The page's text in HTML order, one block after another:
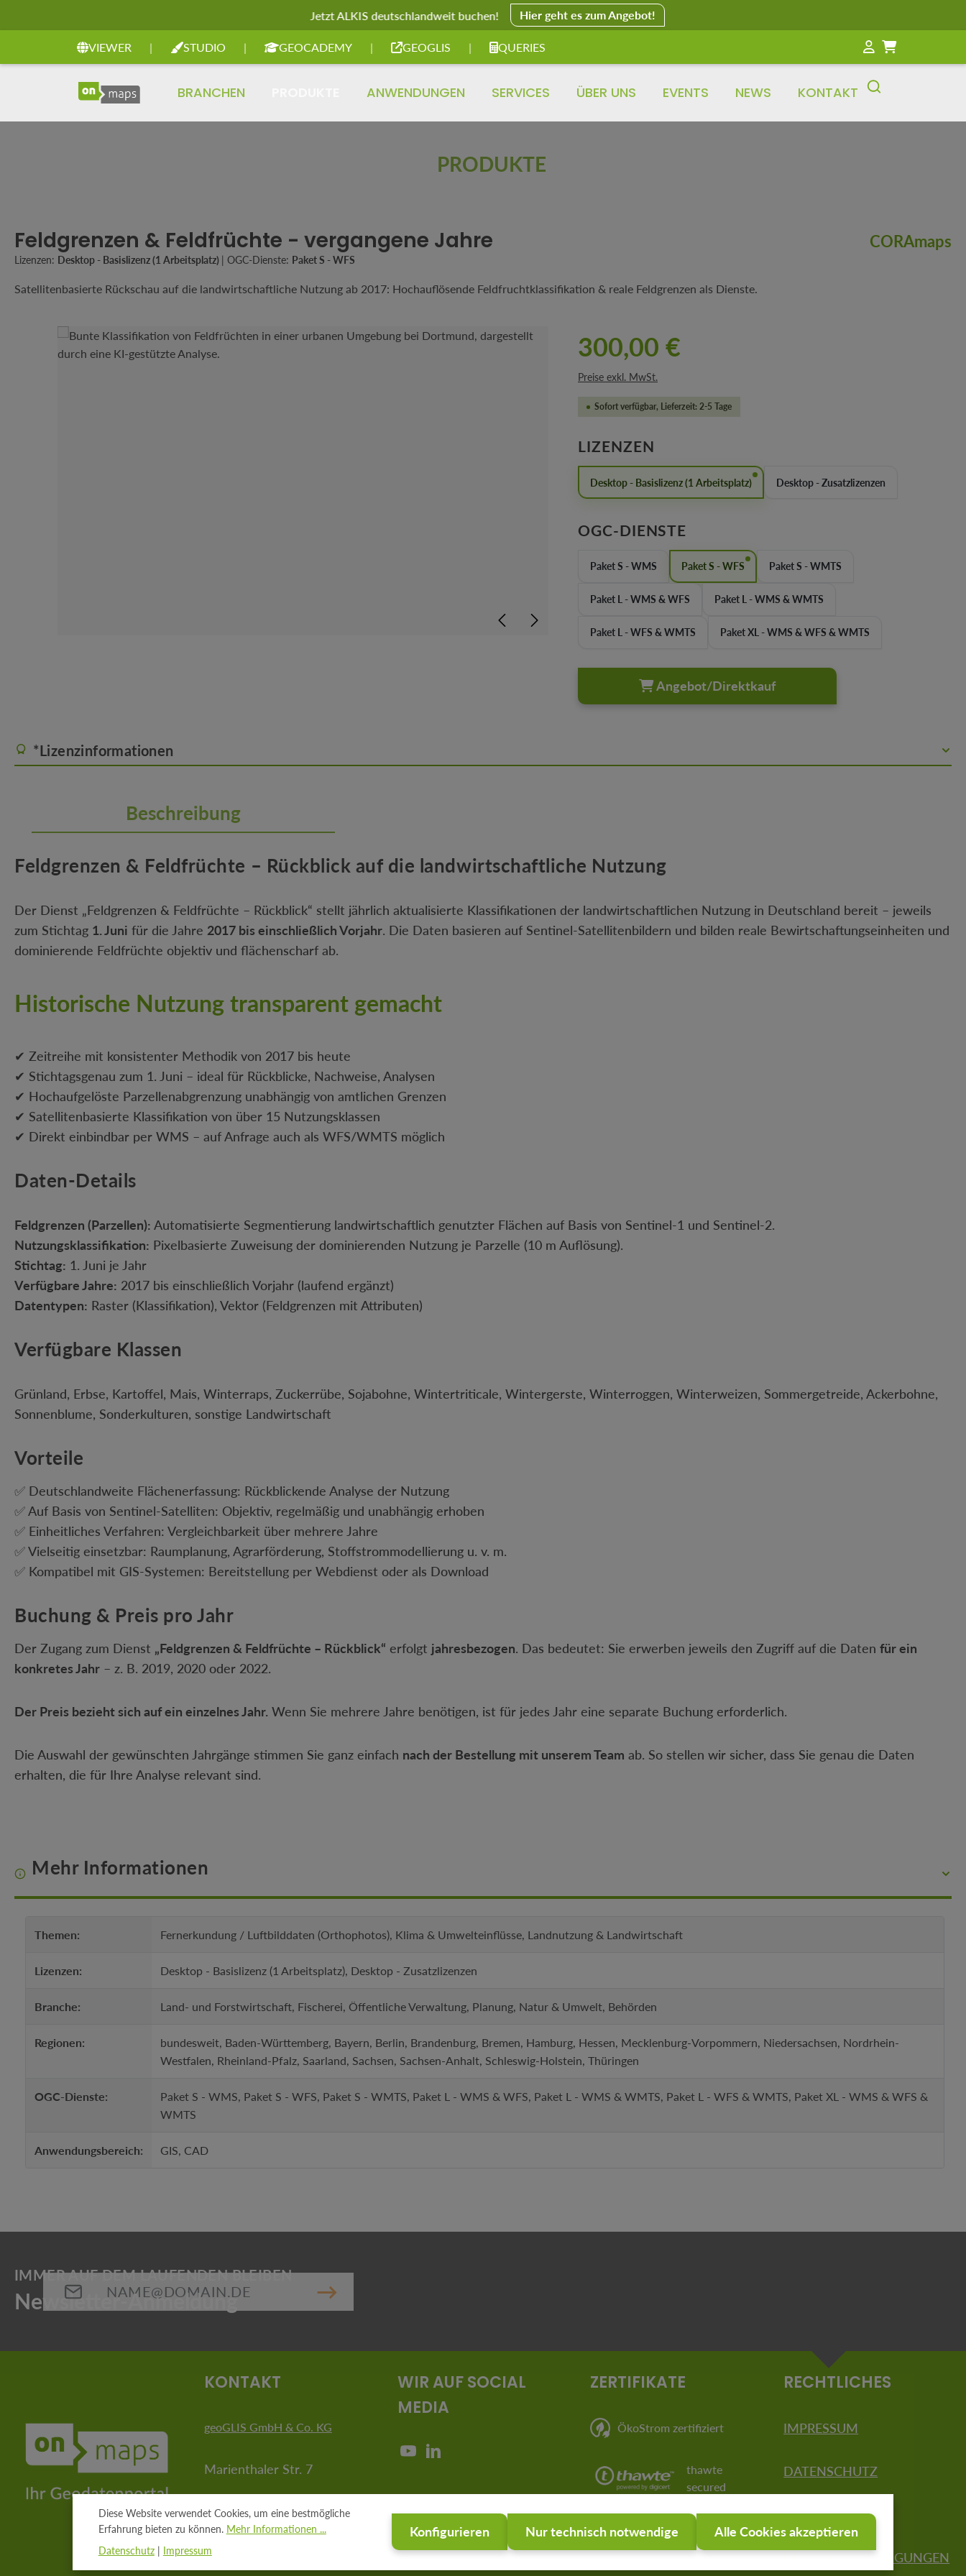
Jetzt ALKIS deutschlandweit buchen! Hier geht es zum Angebot!
VIEWER | STUDIO | GEOCADEMY | GEOGLIS | QUERIES
BRANCHEN ANWENDUNGEN SERVICES ÜBER UNS EVENTS NEWS KONTAKT
PRODUKTE
Feldgrenzen & Feldfrüchte - vergangene Jahre
Lizenzen: Desktop - Basislizenz (1 Arbeitsplatz) | OGC-Dienste: Paket S - WFS
CORAmaps
Satellitenbasierte Rückschau auf die landwirtschaftliche Nutzung ab 2017: Hochauflösende Feldfruchtklassifikation & reale Feldgrenzen als Dienste.
Bildergalerie überspringen 300,00 €
Preise exkl. MwSt.
Sofort verfügbar, Lieferzeit: 2-5 Tage
LIZENZEN
Desktop - Basislizenz (1 Arbeitsplatz) Desktop - Zusatzlizenzen
OGC-DIENSTE
Paket S - WMS Paket S - WFS Paket S - WMTS
Paket L - WMS & WFS Paket L - WMS & WMTS
Paket L - WFS & WMTS Paket XL - WMS & WFS & WMTS
Angebot/Direktkauf
*Lizenzinformationen
Beschreibung
Feldgrenzen & Feldfrüchte – Rückblick auf die landwirtschaftliche Nutzung
Der Dienst „Feldgrenzen & Feldfrüchte – Rückblick“ stellt jährlich aktualisierte Klassifikationen der landwirtschaftlichen Nutzung in Deutschland bereit – jeweils
zum Stichtag 1. Juni für die Jahre 2017 bis einschließlich Vorjahr. Die Daten basieren auf Sentinel-Satellitenbildern und bilden reale Bewirtschaftungseinheiten und
dominierende Feldfrüchte objektiv und flächenscharf ab.
Historische Nutzung transparent gemacht
✔ Zeitreihe mit konsistenter Methodik von 2017 bis heute
✔ Stichtagsgenau zum 1. Juni – ideal für Rückblicke, Nachweise, Analysen
✔ Hochaufgelöste Parzellenabgrenzung unabhängig von amtlichen Grenzen
✔ Satellitenbasierte Klassifikation von über 15 Nutzungsklassen
✔ Direkt einbindbar per WMS – auf Anfrage auch als WFS/WMTS möglich
Daten-Details
Feldgrenzen (Parzellen): Automatisierte Segmentierung landwirtschaftlich genutzter Flächen auf Basis von Sentinel-1 und Sentinel-2.
Nutzungsklassifikation: Pixelbasierte Zuweisung der dominierenden Nutzung je Parzelle (10 m Auflösung).
Stichtag: 1. Juni je Jahr
Verfügbare Jahre: 2017 bis einschließlich Vorjahr (laufend ergänzt)
Datentypen: Raster (Klassifikation), Vektor (Feldgrenzen mit Attributen)
Verfügbare Klassen
Grünland, Erbse, Kartoffel, Mais, Winterraps, Zuckerrübe, Sojabohne, Wintertriticale, Wintergerste, Winterroggen, Winterweizen, Sommergetreide, Ackerbohne,
Sonnenblume, Sonderkulturen, sonstige Landwirtschaft
Vorteile
✅ Deutschlandweite Flächenerfassung: Rückblickende Analyse der Nutzung
✅ Auf Basis von Sentinel-Satelliten: Objektiv, regelmäßig und unabhängig erhoben
✅ Einheitliches Verfahren: Vergleichbarkeit über mehrere Jahre
✅ Vielseitig einsetzbar: Raumplanung, Agrarförderung, Stoffstrommodellierung u. v. m.
✅ Kompatibel mit GIS-Systemen: Bereitstellung per Webdienst oder als Download
Buchung & Preis pro Jahr
Der Zugang zum Dienst „Feldgrenzen & Feldfrüchte – Rückblick“ erfolgt jahresbezogen. Das bedeutet: Sie erwerben jeweils den Zugriff auf die Daten für ein
konkretes Jahr – z. B. 2019, 2020 oder 2022.
Der Preis bezieht sich auf ein einzelnes Jahr. Wenn Sie mehrere Jahre benötigen, ist für jedes Jahr eine separate Buchung erforderlich.
Die Auswahl der gewünschten Jahrgänge stimmen Sie ganz einfach nach der Bestellung mit unserem Team ab. So stellen wir sicher, dass Sie genau die Daten
erhalten, die für Ihre Analyse relevant sind.
Mehr Informationen
Themen: Fernerkundung / Luftbilddaten (Orthophotos), Klima & Umwelteinflüsse, Landnutzung & Landwirtschaft
Lizenzen: Desktop - Basislizenz (1 Arbeitsplatz), Desktop - Zusatzlizenzen
Branche: Land- und Forstwirtschaft, Fischerei, Öffentliche Verwaltung, Planung, Natur & Umwelt, Behörden
Regionen:
bundesweit, Baden-Württemberg, Bayern, Berlin, Brandenburg, Bremen, Hamburg, Hessen, Mecklenburg-Vorpommern, Niedersachsen, Nordrhein-
Westfalen, Rheinland-Pfalz, Saarland, Sachsen, Sachsen-Anhalt, Schleswig-Holstein, Thüringen
OGC-Dienste:
Paket S - WMS, Paket S - WFS, Paket S - WMTS, Paket L - WMS & WFS, Paket L - WMS & WMTS, Paket L - WFS & WMTS, Paket XL - WMS & WFS &
WMTS
Anwendungsbereich: GIS, CAD
KONTAKT
geoGLIS GmbH & Co. KG
Marienthaler Str. 7
24340 Eckernförde
+49 (0)4351-754 91 0
WIR AUF SOCIAL
MEDIA
ZERTIFIKATE
ÖkoStrom zertifiziert
thawte
secured
RECHTLICHES
IMPRESSUM
DATENSCHUTZ
AGB
NUTZUNGSBEDINGUNGEN
Diese Website verwendet Cookies, um eine bestmögliche
Erfahrung bieten zu können. Mehr Informationen ...
Datenschutz| Impressum
Nur technisch notwendige
Konfigurieren Alle Cookies akzeptieren